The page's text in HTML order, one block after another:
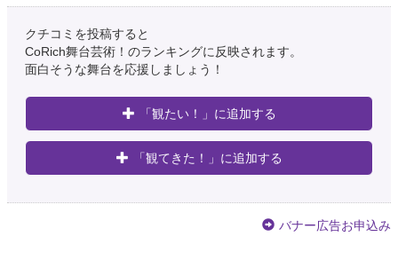
クチコミを投稿すると
CoRich舞台芸術！のランキングに反映されます。
面白そうな舞台を応援しましょう！
「観たい！」に追加する
「観てきた！」に追加する
バナー広告お申込み